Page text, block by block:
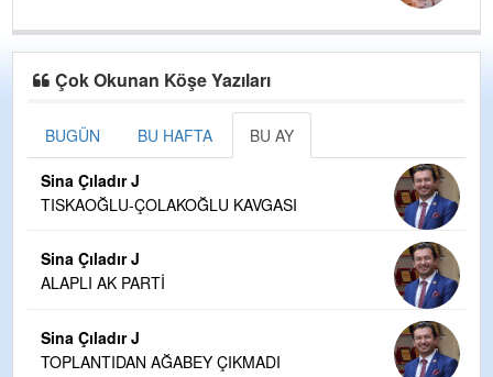
Çok Okunan Köşe Yazıları
BUGÜN BU HAFTA BU AY
Sina Çıladır J
TISKAOĞLU-ÇOLAKOĞLU KAVGASI
Sina Çıladır J
ALAPLI AK PARTİ
Sina Çıladır J
TOPLANTIDAN AĞABEY ÇIKMADI